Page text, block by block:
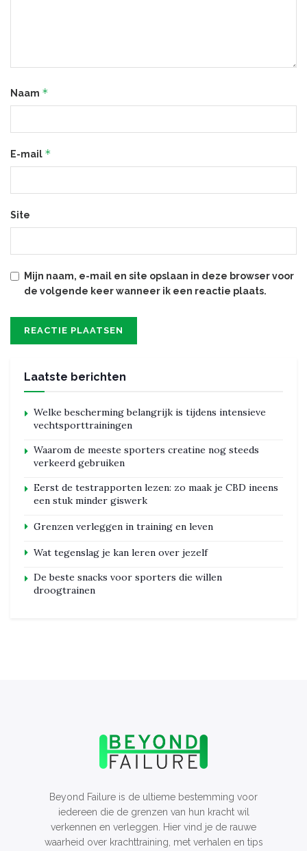
Naam *
E-mail *
Site
Mijn naam, e-mail en site opslaan in deze browser voor
de volgende keer wanneer ik een reactie plaats.
Laatste berichten
Welke bescherming belangrijk is tijdens intensieve
vechtsporttrainingen
Waarom de meeste sporters creatine nog steeds
verkeerd gebruiken
Eerst de testrapporten lezen: zo maak je CBD ineens
een stuk minder giswerk
Grenzen verleggen in training en leven
Wat tegenslag je kan leren over jezelf
De beste snacks voor sporters die willen
droogtrainen
Beyond Failure is de ultieme bestemming voor
iedereen die de grenzen van hun kracht wil
verkennen en verleggen. Hier vind je de rauwe
waarheid over krachttraining, met verhalen en tips